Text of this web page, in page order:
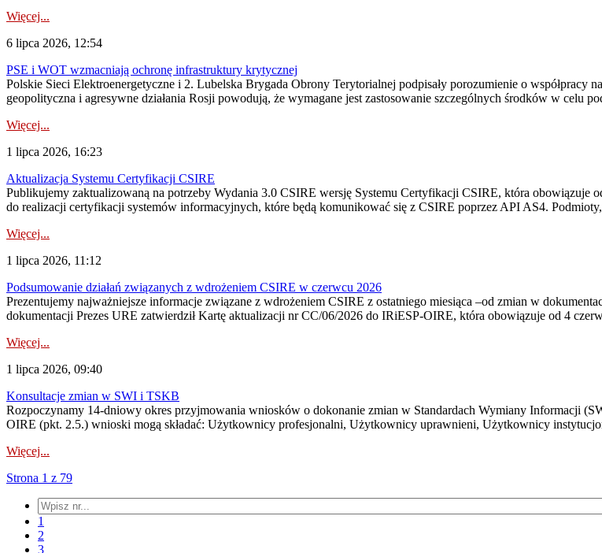
Więcej...
6 lipca 2026, 12:54
PSE i WOT wzmacniają ochronę infrastruktury krytycznej
Polskie Sieci Elektroenergetyczne i 2. Lubelska Brygada Obrony Terytorialnej podpisały porozumienie o współpracy
geopolityczna i agresywne działania Rosji powodują, że wymagane jest zastosowanie szczególnych środków w celu
Więcej...
1 lipca 2026, 16:23
Aktualizacja Systemu Certyfikacji CSIRE
Publikujemy zaktualizowaną na potrzeby Wydania 3.0 CSIRE wersję Systemu Certyfikacji CSIRE, która obowiązuje
do realizacji certyfikacji systemów informacyjnych, które będą komunikować się z CSIRE poprzez API AS4.
Więcej...
1 lipca 2026, 11:12
Podsumowanie działań związanych z wdrożeniem CSIRE w czerwcu 2026
Prezentujemy najważniejsze informacje związane z wdrożeniem CSIRE z ostatniego miesiąca –od zmian w
dokumentacji Prezes URE zatwierdził Kartę aktualizacji nr CC/06/2026 do IRiESP‑OIRE, która obowiązuje od 4
Więcej...
1 lipca 2026, 09:40
Konsultacje zmian w SWI i TSKB
Rozpoczynamy 14-dniowy okres przyjmowania wniosków o dokonanie zmian w Standardach Wymiany Informacji
OIRE (pkt. 2.5.) wnioski mogą składać: Użytkownicy profesjonalni, Użytkownicy uprawnieni, Użytkownicy
Więcej...
Strona 1 z 79
1
2
3